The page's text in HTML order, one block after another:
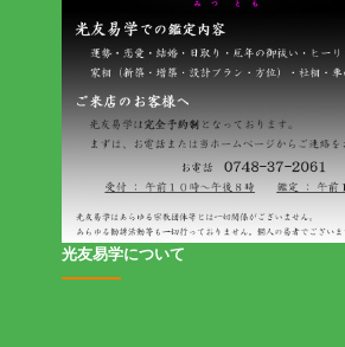
光友易学について